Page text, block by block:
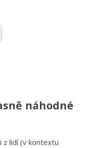
náhodné
z lidí (v kontextu